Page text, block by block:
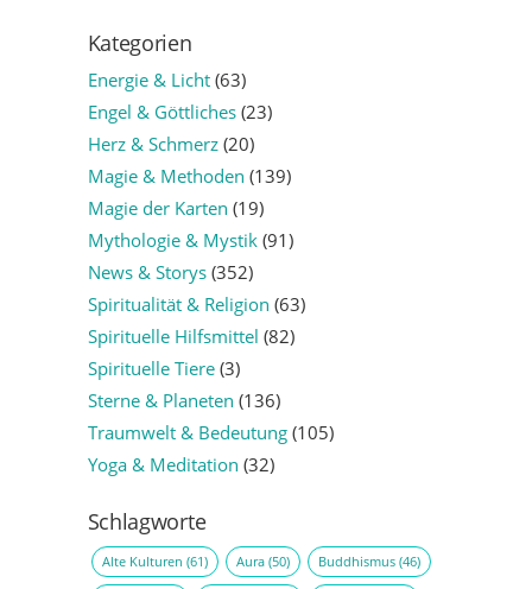
Kategorien
Energie & Licht(63)
Engel & Göttliches(23)
Herz & Schmerz(20)
Magie & Methoden (139)
Magie der Karten (19)
Mythologie & Mystik(91)
News & Storys(352)
Spiritualität & Religion (63)
Spirituelle Hilfsmittel (82)
Spirituelle Tiere(3)
Sterne & Planeten (136)
Traumwelt & Bedeutung(105)
Yoga & Meditation (32)
Schlagworte
Alte Kulturen (61) Aura(50) Buddhismus(46)